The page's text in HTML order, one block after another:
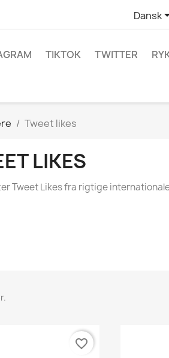
Dansk
TIKTOK TWITTER
Tweet likes
LIKES
Tweet Likes fra rigtige
favorite_border